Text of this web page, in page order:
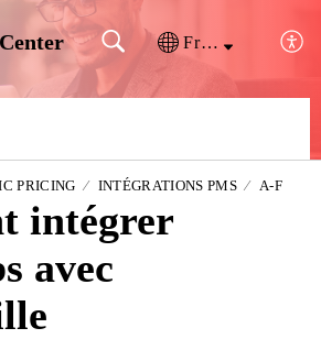
Français (France)
PRICING INTÉGRATIONS PMS A-F
intégrer
avec